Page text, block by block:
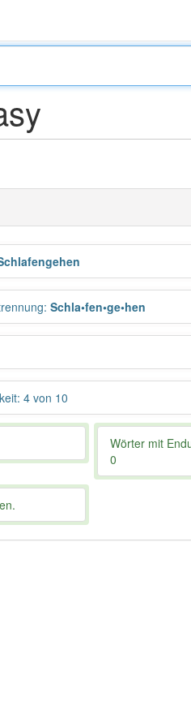
: Schla•fen•ge•hen
4 von 10
Wörter mit
0